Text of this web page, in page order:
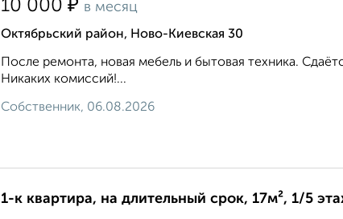
10 000 ₽ в месяц
Октябрьский район, Ново-Киевская 30
После ремонта, новая мебель и бытовая техника.
Никаких комиссий!...
Собственник, 06.08.2026
1-к квартира, на длительный срок, 17м², 1/5